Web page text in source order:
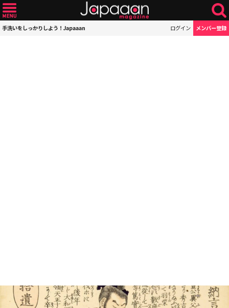
手洗いをしっかりしよう！Japaaan ログイン メンバー登録